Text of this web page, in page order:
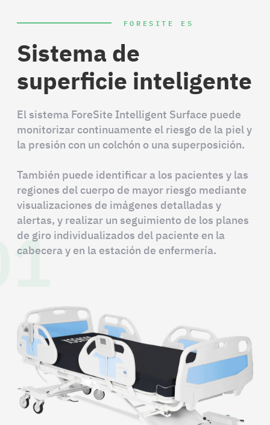
FORESITE ES
Sistema de
superficie inteligente
El sistema ForeSite Intelligent Surface puede
monitorizar continuamente el riesgo de la piel y
la presión con un colchón o una superposición.
También puede identificar a los pacientes y las
regiones del cuerpo de mayor riesgo mediante
visualizaciones de imágenes detalladas y
alertas, y realizar un seguimiento de los planes
de giro individualizados del paciente en la
cabecera y en la estación de enfermería.